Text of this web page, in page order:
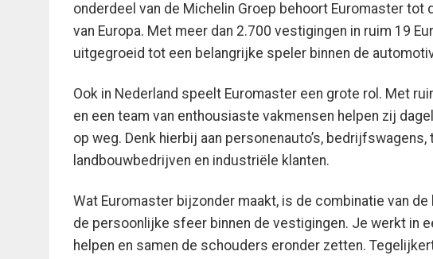
onderdeel van de Michelin Groep behoort Euromaster
van Europa. Met meer dan 2.700 vestigingen in ruim 19
uitgegroeid tot een belangrijke speler binnen de
Ook in Nederland speelt Euromaster een grote rol. Met
en een team van enthousiaste vakmensen helpen zij
op weg. Denk hierbij aan personenauto’s,
landbouwbedrijven en industriële klanten.
Wat Euromaster bijzonder maakt, is de combinatie van
de persoonlijke sfeer binnen de vestigingen. Je werkt in
helpen en samen de schouders eronder zetten.